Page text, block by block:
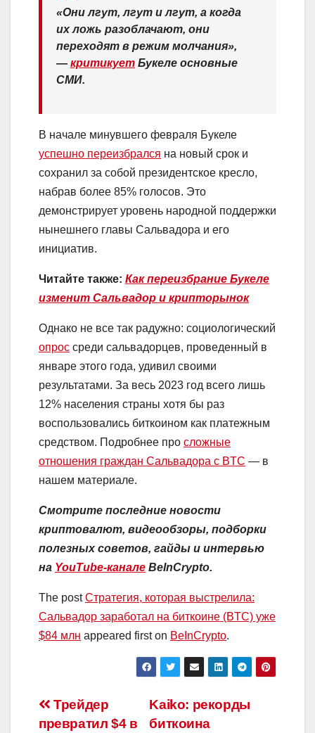
«Они лгут, лгут и лгут, а когда
их ложь разоблачают, они
переходят в режим молчания»,
— критикует Букеле основные
СМИ.
В начале минувшего февраля Букеле
успешно переизбрался на новый срок и
сохранил за собой президентское кресло,
набрав более 85% голосов. Это
демонстрирует уровень народной поддержки
нынешнего главы Сальвадора и его
инициатив.
Читайте также: Как переизбрание Букеле
изменит Сальвадор и крипторынок
Однако не все так радужно: социологический
опрос среди сальвадорцев, проведенный в
январе этого года, удивил своими
результатами. За весь 2023 год всего лишь
12% населения страны хотя бы раз
воспользовались биткоином как платежным
средством. Подробнее про сложные
отношения граждан Сальвадора с BTC — в
нашем материале.
Смотрите последние новости
криптовалют, видеообзоры, подборки
полезных советов, гайды и интервью
на YouTube-канале BeInCrypto.
The postСтратегия, которая выстрелила:
Сальвадор заработал на биткоине (BTC) уже
$84 млн appeared first on BeInCrypto.
НавигацияKaiko: рекорды
биткоина
Трейдер
превратил $4 в